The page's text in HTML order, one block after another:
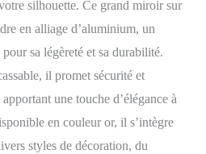
miroir : la taille du
miroir de sol est de
180 x 76cm. Tous les
miroirs sur pied sont
disponibles en deux
noir et doré. Ainsi, nos
miroirs sur pied
s'adaptent toujours à
silhouette. Ce grand miroir sur
en alliage d’aluminium, un
sa légèreté et sa durabilité.
il promet sécurité et
une touche d’élégance à
en couleur or, il s’intègre
styles de décoration, du